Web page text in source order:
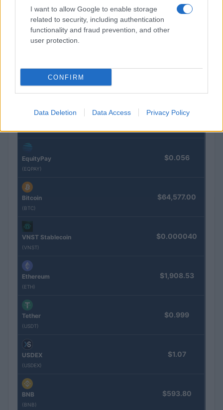
I want to allow Google to enable storage
related to security, including authentication
functionality and fraud prevention, and other
user protection.
CONFIRM
Data Deletion Data Access Privacy Policy
Nom Prix
Kinza Babylon Staked BTC
Stride Staked Injective
$0.0085
EquityPay
(EQPAY)
$0.056
Bitcoin
(BTC)
$64,577.00
VNST Stablecoin
(VNST)
$0.000040
Ethereum
(ETH)
$1,908.53
Tether
(USDT)
$0.999
USDEX
(USDEX)
$1.07
BNB
(BNB)
$593.80